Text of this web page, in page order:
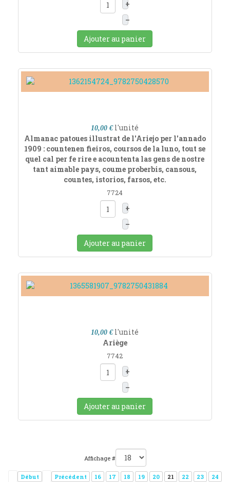
+
–
Ajouter au panier
10,00 € l'unité
Almanac patoues illustrat de l'Ariejo per l'annado
1909 : countenen fieiros, coursos de la luno, tout se
quel cal per fe rire e acountenta las gens de nostre
tant aimable pays, coume proberbis, cansous,
countes, istorios, farsos, etc.
7724
+
–
Ajouter au panier
10,00 € l'unité
Ariège
7742
+
–
Ajouter au panier
Affichage #
Début Précédent 16 17 18 19 20 21 22 23
24